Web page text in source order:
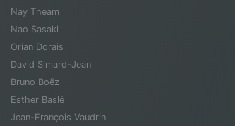
Nay Theam
Nao Sasaki
Orian Dorais
David Simard-Jean
Bruno Boëz
Esther Baslé
Jean-François Vaudrin